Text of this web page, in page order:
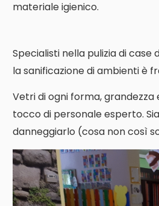
materiale igienico.
Specialisti nella pulizia di case
la sanificazione di ambienti è
Vetri di ogni forma,
tocco di personale esperto.
danneggiarlo (cosa non così